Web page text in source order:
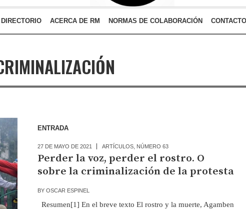
DIRECTORIO ACERCA DE RM NORMAS DE COLABORACIÓN CONTACTO
ENTRADA
27 DE MAYO DE 2021 ARTÍCULOS, NÚMERO 63
Perder la voz, perder el rostro. O
sobre la criminalización de la protesta
BY OSCAR ESPINEL
Resumen[1] En el breve texto El rostro y la muerte, Agamben